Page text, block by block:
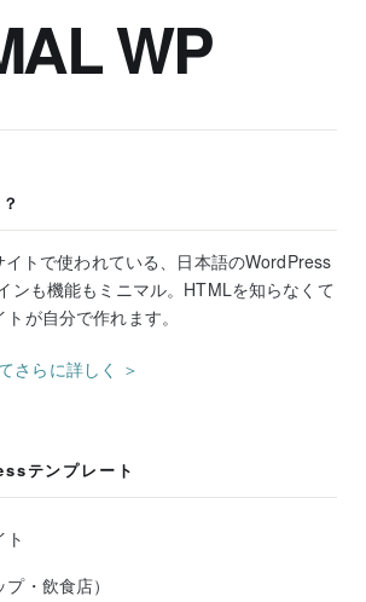
WP
トで使われている、日本語のWordPress
ンも機能もミニマル。HTMLを知らなくて
が自分で作れます。
さらに詳しく ＞
テンプレート
ト
・飲食店）